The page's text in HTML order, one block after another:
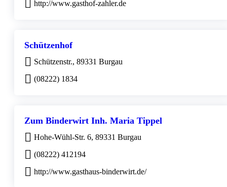
http://www.gasthof-zahler.de
Schützenhof
Schützenstr., 89331 Burgau
(08222) 1834
Zum Binderwirt Inh. Maria Tippel
Hohe-Wühl-Str. 6, 89331 Burgau
(08222) 412194
http://www.gasthaus-binderwirt.de/